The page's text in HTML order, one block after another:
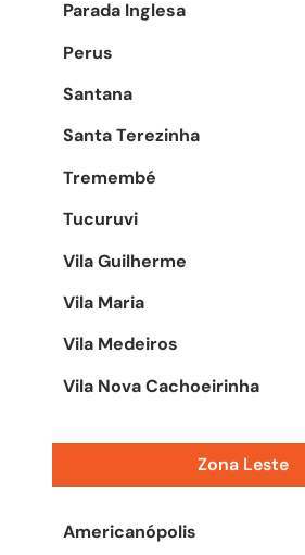
Parada Inglesa
Perus
Santana
Santa Terezinha
Tremembé
Tucuruvi
Vila Guilherme
Vila Maria
Vila Medeiros
Vila Nova Cachoeirinha
Zona Leste
Americanópolis